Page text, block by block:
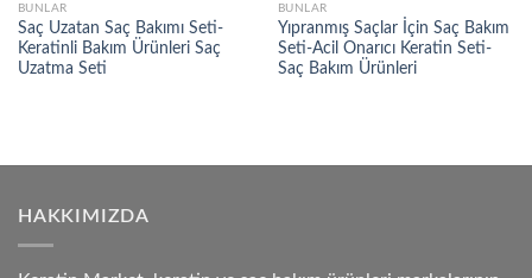
Add to
wishlist
BUNLAR
Saç Uzatan Saç Bakımı Seti-
Keratinli Bakım Ürünleri Saç
Uzatma Seti
Add to
wishlist
BUNLAR
Yıpranmış Saçlar İçin Saç Bakım
Seti-Acil Onarıcı Keratin Seti-
Saç Bakım Ürünleri
HAKKIMIZDA